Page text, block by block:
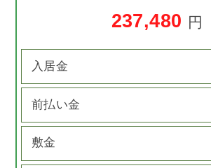
237,480 円
入居金
前払い金
敷金